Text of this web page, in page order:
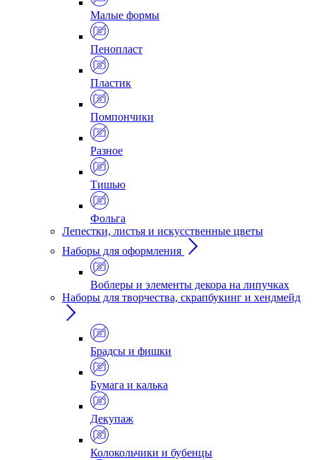
Малые формы
Пенопласт
Пластик
Помпончики
Разное
Тишью
Фольга
Лепестки, листья и искусственные цветы
Наборы для оформления
Воблеры и элементы декора на липучках
Наборы для творчества, скрапбукинг и хендмейд
Брадсы и фишки
Бумага и калька
Декупаж
Колокольчики и бубенцы